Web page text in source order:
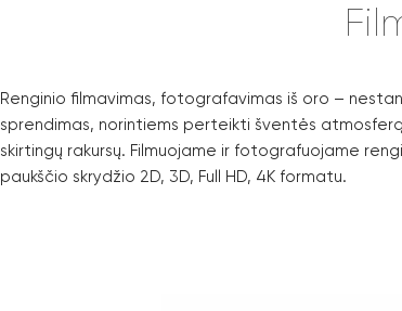
Renginio filmavimas, fotografavimas iš oro –
sprendimas, norintiems perteikti šventės
skirtingų rakursų. Filmuojame ir fotografuojame
paukščio skrydžio 2D, 3D, Full HD, 4K formatu.